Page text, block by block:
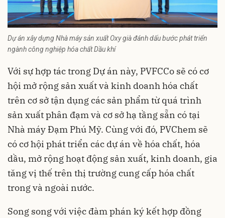
Dự án xây dựng Nhà máy sản xuất Oxy già đánh dấu bước phát triển
ngành công nghiệp hóa chất Dầu khí
Với sự hợp tác trong Dự án này, PVFCCo sẽ có cơ
hội mở rộng sản xuất và kinh doanh hóa chất
trên cơ sở tận dụng các sản phẩm từ quá trình
sản xuất phân đạm và cơ sở hạ tầng sẵn có tại
Nhà máy Đạm Phú Mỹ. Cùng với đó, PVChem sẽ
có cơ hội phát triển các dự án về hóa chất, hóa
dầu, mở rộng hoạt động sản xuất, kinh doanh, gia
tăng vị thế trên thị trường cung cấp hóa chất
trong và ngoài nước.
Song song với việc đàm phán ký kết hợp đồng